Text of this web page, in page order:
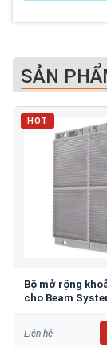
SẢN
HOT
Bộ mở rộng
cho Beam
Liên hệ